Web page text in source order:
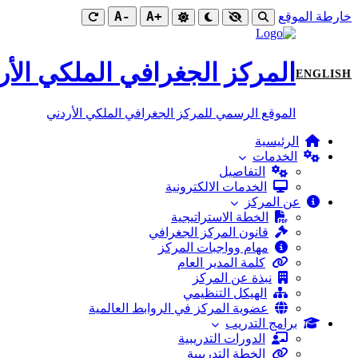
خارطة الموقع +A
-A
ENGLISH المركز الجغرافي الملكي
الموقع الرسمي للمركز الجغرافي الملكي الأردني
الرئيسية
الخدمات
التفاصيل
الخدمات الالكترونية
عن المركز
الخطة الاستراتيجية
قانون المركز الجغرافي
مهام وواجبات المركز
كلمة المدير العام
نبذة عن المركز
الهيكل التنظيمي
عضوية المركز في الروابط العالمية
برامج التدريب
الدورات التدريبية
الخطة التدريبية